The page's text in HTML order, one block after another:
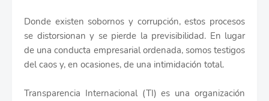
Donde existen sobornos y corrupción, estos procesos
se distorsionan y se pierde la previsibilidad. En lugar
de una conducta empresarial ordenada, somos testigos
del caos y, en ocasiones, de una intimidación total.
Transparencia Internacional (TI) es una organización